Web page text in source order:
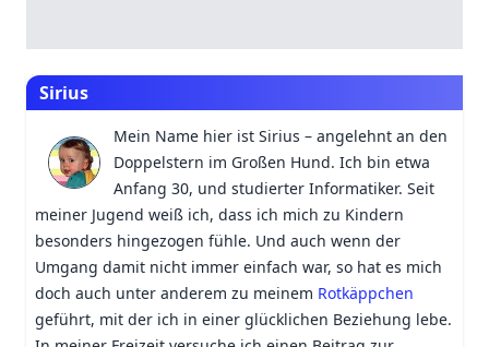
Sirius
Mein Name hier ist Sirius – angelehnt an den
Doppelstern im Großen Hund. Ich bin etwa
Anfang 30, und studierter Informatiker. Seit
meiner Jugend weiß ich, dass ich mich zu Kindern
besonders hingezogen fühle. Und auch wenn der
Umgang damit nicht immer einfach war, so hat es mich
doch auch unter anderem zu meinem Rotkäppchen
geführt, mit der ich in einer glücklichen Beziehung lebe.